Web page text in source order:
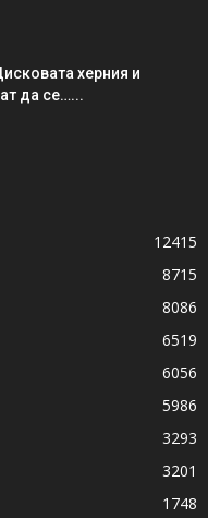
херния и
да се…...
12415
8715
8086
6519
6056
5986
3293
3201
1748